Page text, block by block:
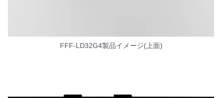
FFF-LD32G4製品イメージ(上面)